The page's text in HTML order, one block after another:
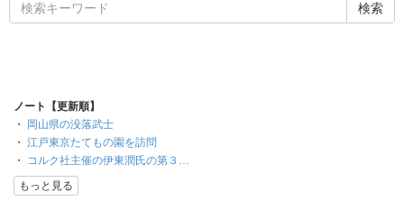
ノート【更新順】
・ 岡山県の没落武士
・ 江戸東京たてもの園を訪問
・ コルク社主催の伊東潤氏の第３…
もっと見る